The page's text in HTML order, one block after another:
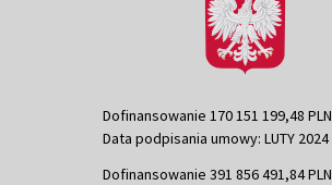
Dofinansowanie 170 151 199,48 PLN
Data podpisania umowy: LUTY 2024
Dofinansowanie 391 856 491,84 PLN